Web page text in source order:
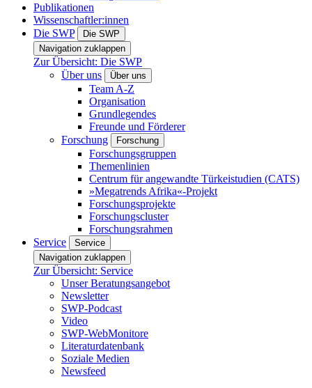
Publikationen
Wissenschaftler:innen
Die SWP
Die SWP
Navigation zuklappen
Zur Übersicht: Die SWP
Über uns
Über uns
Team A-Z
Organisation
Grundlegendes
Freunde und Förderer
Forschung
Forschung
Forschungsgruppen
Themenlinien
Centrum für angewandte Türkeistudien (CATS)
»Megatrends Afrika«-Projekt
Forschungsprojekte
Forschungscluster
Forschungsrahmen
Service
Service
Navigation zuklappen
Zur Übersicht: Service
Unser Beratungsangebot
Newsletter
SWP-Podcast
Video
SWP-WebMonitore
Literaturdatenbank
Soziale Medien
Newsfeed